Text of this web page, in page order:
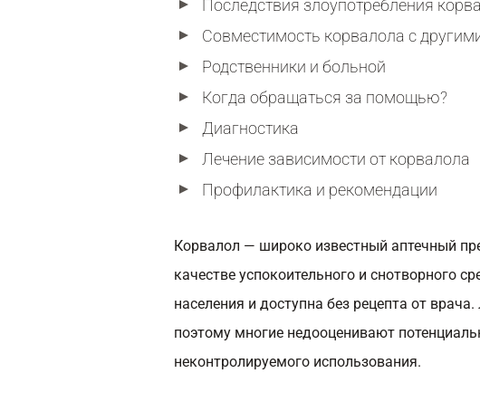
Последствия злоупотребления
Совместимость корвалола с
Родственники и больной
Когда обращаться за помощью?
Диагностика
Лечение зависимости от корвалола
Профилактика и рекомендации
Корвалол — широко известный аптечный
качестве успокоительного и снотворного
населения и доступна без рецепта от
поэтому многие недооценивают
неконтролируемого использования.